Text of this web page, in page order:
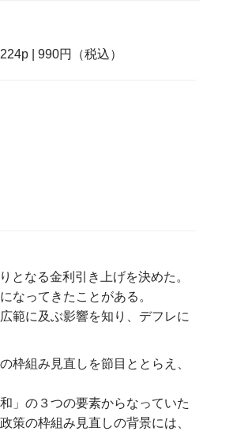
| 990円（税込）
となる金利引き上げを決めた。
なってきたことがある。
範に及ぶ影響を知り、デフレに
枠組み見直しを節目ととらえ、
」の３つの要素からなっていた
策の枠組み見直しの背景には、